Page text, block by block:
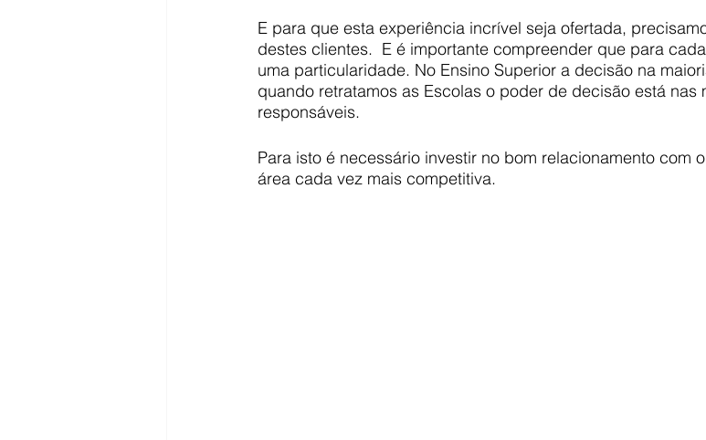
E para que esta experiência incrível seja ofertada,
destes clientes.  E é importante compreender que para
uma particularidade. No Ensino Superior a decisão na
quando retratamos as Escolas o poder de decisão está nas
responsáveis.
Para isto é necessário investir no bom relacionamento com
área cada vez mais competitiva.